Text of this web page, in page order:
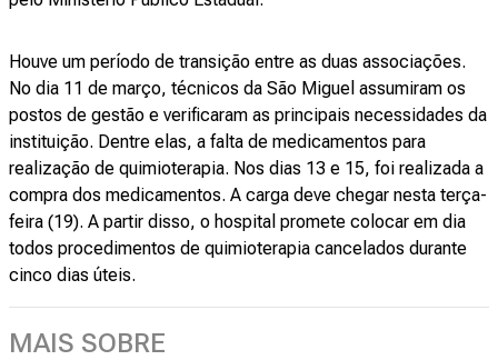
Houve um período de transição entre as duas associações.
No dia 11 de março, técnicos da São Miguel assumiram os
postos de gestão e verificaram as principais necessidades da
instituição. Dentre elas, a falta de medicamentos para
realização de quimioterapia. Nos dias 13 e 15, foi realizada a
compra dos medicamentos. A carga deve chegar nesta terça-
feira (19). A partir disso, o hospital promete colocar em dia
todos procedimentos de quimioterapia cancelados durante
cinco dias úteis.
MAIS SOBRE